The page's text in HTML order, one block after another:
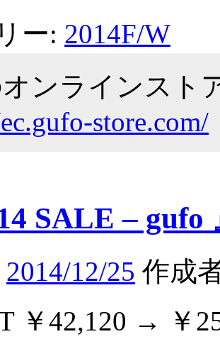
ー: 2014F/W
ンラインスト
store.com/
SALE – gufo
2014/12/25 作成
￥42,120 → ￥